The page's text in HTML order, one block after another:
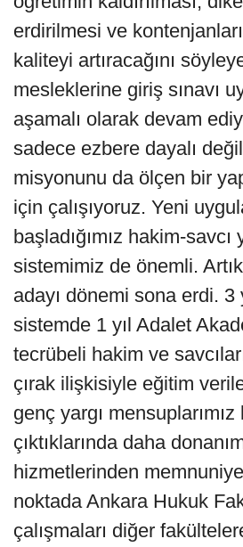
erdirilmesi ve
kaliteyi artıracağını
mesleklerine giriş sınavı
aşamalı olarak devam
sadece ezbere dayalı
misyonunu da ölçen bir
için çalışıyoruz. Yeni
başladığımız hakim-savcı
sistemimiz de önemli.
adayı dönemi sona erdi. 3
sistemde 1 yıl Adalet
tecrübeli hakim ve
çırak ilişkisiyle eğitim
genç yargı
çıktıklarında daha
hizmetlerinden
noktada Ankara Hukuk
çalışmaları diğer